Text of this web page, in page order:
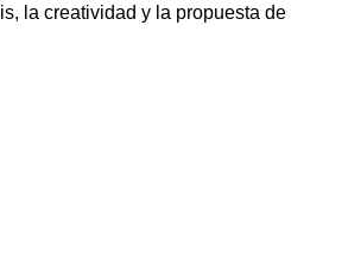
la creatividad y la propuesta de